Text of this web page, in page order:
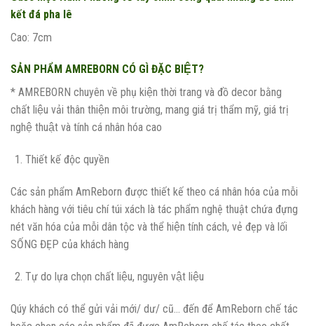
kết đá pha lê
Cao: 7cm
SẢN PHẨM AMREBORN CÓ GÌ ĐẶC BIỆT?
* AMREBORN chuyên về phụ kiện thời trang và đồ decor bằng
chất liệu vải thân thiện môi trường, mang giá trị thẩm mỹ, giá trị
nghệ thuật và tính cá nhân hóa cao
Thiết kế độc quyền
Các sản phẩm AmReborn được thiết kế theo cá nhân hóa của mỗi
khách hàng với tiêu chí túi xách là tác phẩm nghệ thuật chứa đựng
nét văn hóa của mỗi dân tộc và thể hiện tính cách, vẻ đẹp và lối
SỐNG ĐẸP của khách hàng
Tự do lựa chọn chất liệu, nguyên vật liệu
Qúy khách có thể gửi vải mới/ dư/ cũ… đến để AmReborn chế tác